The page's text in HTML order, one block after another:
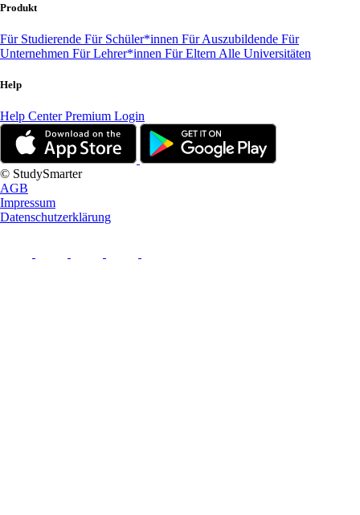
Produkt
Für Studierende Für Schüler*innen Für Auszubildende Für
Unternehmen Für Lehrer*innen Für Eltern Alle Universitäten
Help
Help CenterPremium Login
© StudySmarter
AGB
Impressum
Datenschutzerklärung